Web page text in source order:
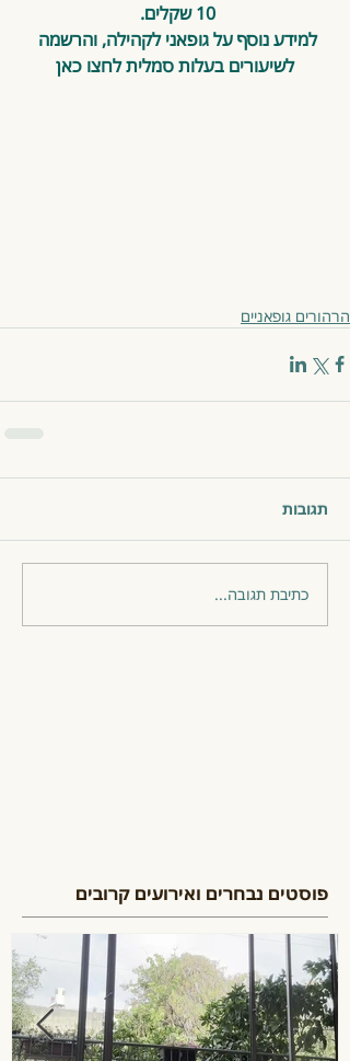
10 שקלים.
למידע נוסף על גופאני לקהילה, והרשמה
לשיעורים בעלות סמלית לחצו כאן
הרהורים גופאניים
תגובות
כתיבת תגובה...
פוסטים נבחרים ואירועים קרובים